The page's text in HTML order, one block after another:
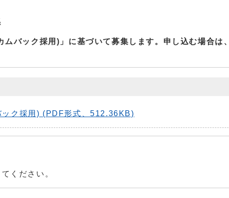
バック採用)」に基づいて募集します。申し込む場合は
ック採用) (PDF形式、512.36KB)
ください。